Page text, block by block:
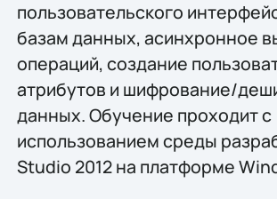
пользовательского
базам данных, асинхронное
операций, создание
атрибутов и шифрование/
данных. Обучение проходит с
использованием среды
Studio 2012 на платформе